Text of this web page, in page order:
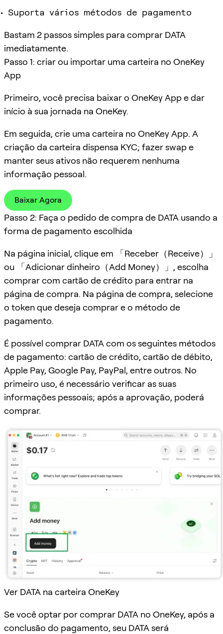
Suporta vários métodos de pagamento
Bastam 2 passos simples para comprar DATA
imediatamente.
Passo 1: criar ou importar uma carteira no OneKey
App
Primeiro, você precisa baixar o OneKey App e dar
início à sua jornada na OneKey.
Em seguida, crie uma carteira no OneKey App. A
criação da carteira dispensa KYC; fazer swap e
manter seus ativos não requerem nenhuma
informação pessoal.
Baixar Agora
Passo 2: Faça o pedido de compra de DATA usando a
forma de pagamento escolhida
Na página inicial, clique em 「Receber（Receive）」
ou 「Adicionar dinheiro（Add Money）」, escolha
comprar com cartão de crédito para entrar na
página de compra. Na página de compra, selecione
o token que deseja comprar e o método de
pagamento.
É possível comprar DATA com os seguintes métodos
de pagamento: cartão de crédito, cartão de débito,
Apple Pay, Google Pay, PayPal, entre outros. No
primeiro uso, é necessário verificar as suas
informações pessoais; após a aprovação, poderá
comprar.
Ver DATA na carteira OneKey
Se você optar por comprar DATA no OneKey, após a
conclusão do pagamento, seu DATA será